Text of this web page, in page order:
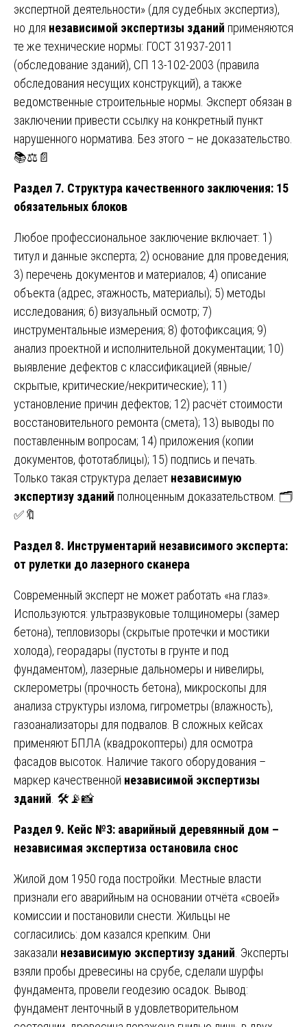
экспертной деятельности» (для судебных экспертиз),
но для независимой экспертизы зданий применяются
те же технические нормы: ГОСТ 31937-2011
(обследование зданий), СП 13-102-2003 (правила
обследования несущих конструкций), а также
ведомственные строительные нормы. Эксперт обязан в
заключении привести ссылку на конкретный пункт
нарушенного норматива. Без этого – не доказательство.
📚⚖️📄
Раздел 7. Структура качественного заключения: 15
обязательных блоков
Любое профессиональное заключение включает: 1)
титул и данные эксперта; 2) основание для проведения;
3) перечень документов и материалов; 4) описание
объекта (адрес, этажность, материалы); 5) методы
исследования; 6) визуальный осмотр; 7)
инструментальные измерения; 8) фотофиксация; 9)
анализ проектной и исполнительной документации; 10)
выявление дефектов с классификацией (явные/
скрытые, критические/некритические); 11)
установление причин дефектов; 12) расчёт стоимости
восстановительного ремонта (смета); 13) выводы по
поставленным вопросам; 14) приложения (копии
документов, фототаблицы); 15) подпись и печать.
Только такая структура делает независимую
экспертизу зданий полноценным доказательством. 🗂️
✅🔖
Раздел 8. Инструментарий независимого эксперта:
от рулетки до лазерного сканера
Современный эксперт не может работать «на глаз».
Используются: ультразвуковые толщиномеры (замер
бетона), тепловизоры (скрытые протечки и мостики
холода), георадары (пустоты в грунте и под
фундаментом), лазерные дальномеры и нивелиры,
склерометры (прочность бетона), микроскопы для
анализа структуры излома, гигрометры (влажность),
газоанализаторы для подвалов. В сложных кейсах
применяют БПЛА (квадрокоптеры) для осмотра
фасадов высоток. Наличие такого оборудования –
маркер качественной независимой экспертизы
зданий . 🛠️📡📸
Раздел 9. Кейс №3: аварийный деревянный дом –
независимая экспертиза остановила снос
Жилой дом 1950 года постройки. Местные власти
признали его аварийным на основании отчёта «своей»
комиссии и постановили снести. Жильцы не
согласились: дом казался крепким. Они
заказали независимую экспертизу зданий . Эксперты
взяли пробы древесины на срубе, сделали шурфы
фундамента, провели геодезию осадок. Вывод:
фундамент ленточный в удовлетворительном